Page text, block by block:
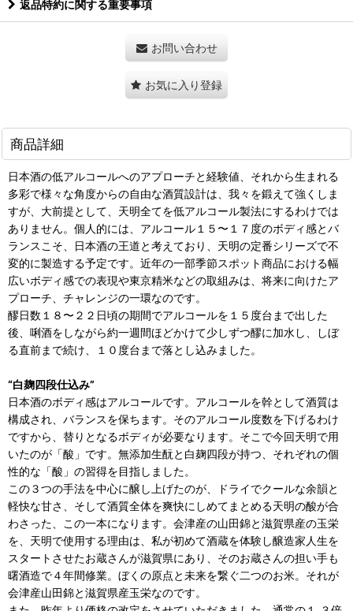
返品特約に関する重要事項
お問い合わせ
お気に入り登録
商品詳細
日本酒の低アルコールへのアプローチと経験値、それから生まれる
多彩で様々な角度からの自由な酒質設計は、我々を鍛えて強くしま
すが、大前提として、天明全てを低アルコール製法にするわけでは
ありません。個人的には、アルコール１５〜１７度のボディ感とバ
ランスこそ、日本酒の王道と考えており、天明の定番シリーズで不
変的に製造する予定です。近年の一部季節スポット商品における幅
広いボディ感での表現や東京精米などの取組みは、将来に向けたア
プローチ、チャレンジの一環なのです。
醪日数１８〜２２日頃の期間でアルコールを１５度台まで出した
後、唎酒をしながら約一週間ほどかけて少しずつ醪に加水し、しぼ
る直前まで続け、１０度台まで落とし込みました。
“白麹四段仕込み”
日本酒のボディ感はアルコールです。アルコールを幹として酒質は
構成され、バランスを保ちます。そのアルコール度数を下げるわけ
ですから、替りとなるボディが必要なります。そこで今回天明で用
いたのが「酸」です。無添加生酛と白麹四段が持つ、それぞれの個
性的な「酸」の習得を目指しました。
この３つの手法を中心に醸し上げたのが、ドライでクールな余韻と
軽快な甘さ、そして酒質全体を爽快にしめてまとめる天明の酸が合
わさった、この一本になります。会津産の山田錦と滋賀県産の玉栄
を、天明で使用する理由は、私が初めて酒蔵を体験し醸造家人生を
スタートさせたお蔵さんが滋賀県にあり、そのお蔵さんの担い手も
曙酒造で４年間修業。ぼくの原点と未来を繋ぐ二つのお米。それが
会津産山田錦と滋賀県産玉栄なのです。